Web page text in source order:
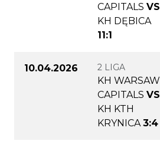
CAPITALS VS
KH DĘBICA
11:1
10.04.2026 2 LIGA
KH WARSAW
CAPITALS VS
KH KTH
KRYNICA 3:4